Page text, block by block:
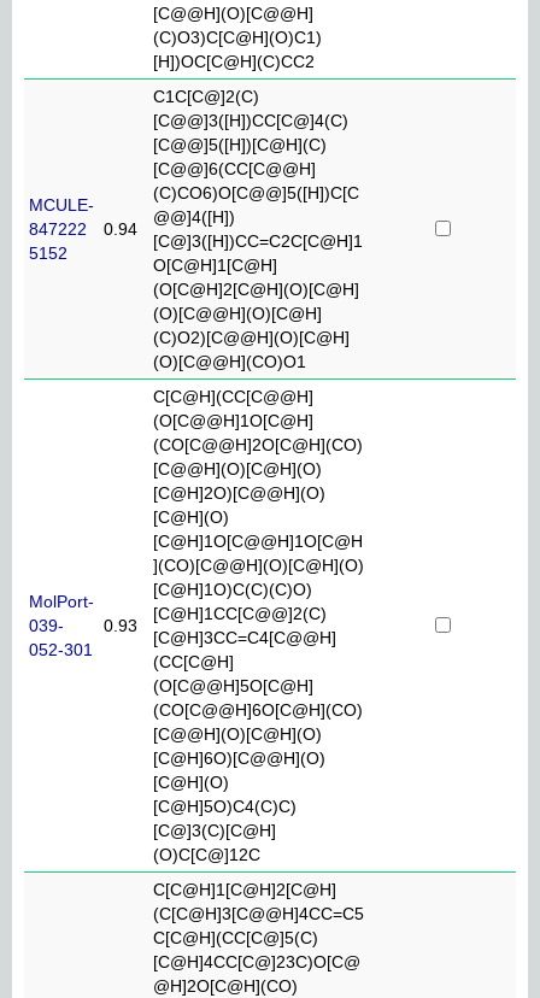
[C@@H](O)[C@@H]
(C)O3)C[C@H](O)C1)
[H])OC[C@H](C)CC2
MCULE-
847222
5152
0.94
C1C[C@]2(C)
[C@@]3([H])CC[C@]4(C)
[C@@]5([H])[C@H](C)
[C@@]6(CC[C@@H]
(C)CO6)O[C@@]5([H])C[C
@@]4([H])
[C@]3([H])CC=C2C[C@H]1
O[C@H]1[C@H]
(O[C@H]2[C@H](O)[C@H]
(O)[C@@H](O)[C@H]
(C)O2)[C@@H](O)[C@H]
(O)[C@@H](CO)O1
MolPort-
039-
052-301
0.93
C[C@H](CC[C@@H]
(O[C@@H]1O[C@H]
(CO[C@@H]2O[C@H](CO)
[C@@H](O)[C@H](O)
[C@H]2O)[C@@H](O)
[C@H](O)
[C@H]1O[C@@H]1O[C@H
](CO)[C@@H](O)[C@H](O)
[C@H]1O)C(C)(C)O)
[C@H]1CC[C@@]2(C)
[C@H]3CC=C4[C@@H]
(CC[C@H]
(O[C@@H]5O[C@H]
(CO[C@@H]6O[C@H](CO)
[C@@H](O)[C@H](O)
[C@H]6O)[C@@H](O)
[C@H](O)
[C@H]5O)C4(C)C)
[C@]3(C)[C@H]
(O)C[C@]12C
C[C@H]1[C@H]2[C@H]
(C[C@H]3[C@@H]4CC=C5
C[C@H](CC[C@]5(C)
[C@H]4CC[C@]23C)O[C@
@H]2O[C@H](CO)